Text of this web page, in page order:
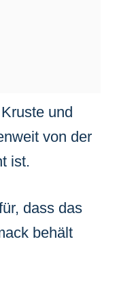
und
von der
ist.
dass das
behält